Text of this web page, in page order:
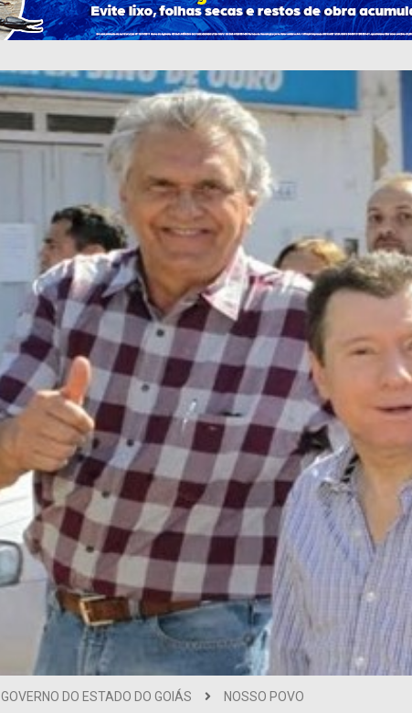
GOVERNO DO ESTADO DO GOIÁS NOSSO POVO